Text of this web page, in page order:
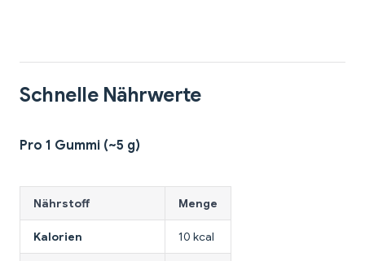
Schnelle Nährwerte
Pro 1 Gummi (~5 g)
Nährstoff Menge
Kalorien 10 kcal